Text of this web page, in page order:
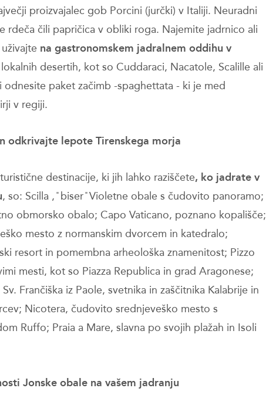
proizvajalec gob Porcini (jurčki) v Italiji. Neuradni
rdeča čili papričica v obliki roga. Najemite jadrnico ali
na gastronomskem jadralnem oddihu v
desertih, kot so Cuddaraci, Nacatole, Scalille ali
odnesite paket začimb -spaghettata - ki je med
v regiji.
odkrivajte lepote Tirenskega morja
destinacije, ki jih lahko raziščete, ko jadrate v
, so: Scilla , ̎ biser ̎ Violetne obale s čudovito panoramo;
obmorsko obalo; Capo Vaticano, poznano kopališče;
mesto z normanskim dvorcem in katedralo;
resort in pomembna arheološka znamenitost; Pizzo
mesti, kot so Piazza Republica in grad Aragonese;
Frančiška iz Paole, svetnika in zaščitnika Kalabrije in
Nicotera, čudovito srednjeveško mesto s
Ruffo; Praia a Mare, slavna po svojih plažah in Isoli
Jonske obale na vašem jadranju